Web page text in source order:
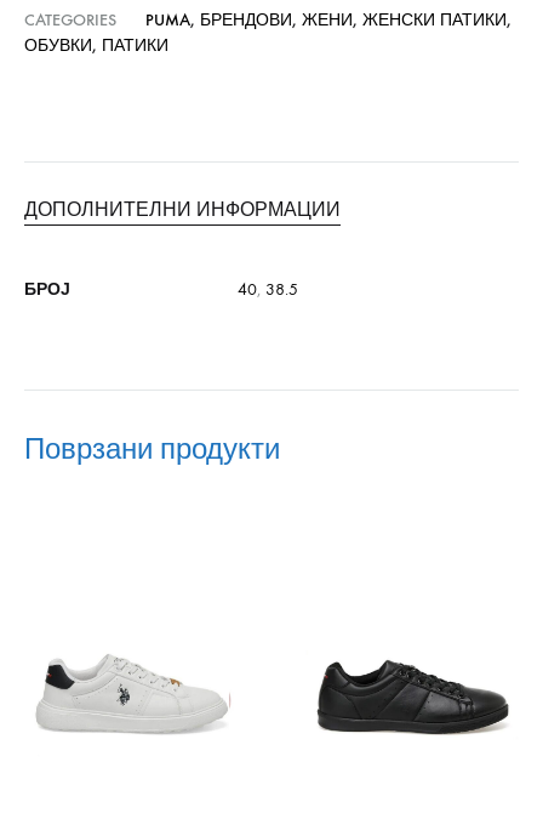
CATEGORIES
PUMA, БРЕНДОВИ, ЖЕНИ, ЖЕНСКИ ПАТИКИ,
ОБУВКИ, ПАТИКИ
ДОПОЛНИТЕЛНИ ИНФОРМАЦИИ
БРОЈ 40, 38.5
Поврзани продукти